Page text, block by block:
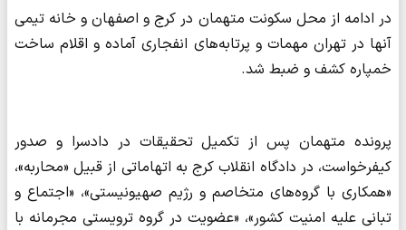
در ادامه از محل سکونت متهمان در کرج و اصفهان و خانه تیمی
آنها در تهران مهمات و پرتابه‌های انفجاری آماده و اقلام ساخت
خمپاره کشف و ضبط شد.
پرونده متهمان پس از تکمیل تحقیقات در دادسرا و صدور
کیفرخواست، در دادگاه انقلاب کرج به اتهاماتی از قبیل «محاربه»،
«همکاری با گروه‌های متخاصم و رژیم صهیونیستی»، «اجتماع و
تبانی علیه امنیت کشور»، «عضویت در گروه ترویستی مجرمانه با